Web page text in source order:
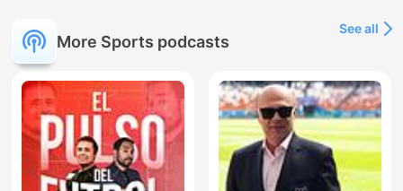
More Sports podcasts
See all